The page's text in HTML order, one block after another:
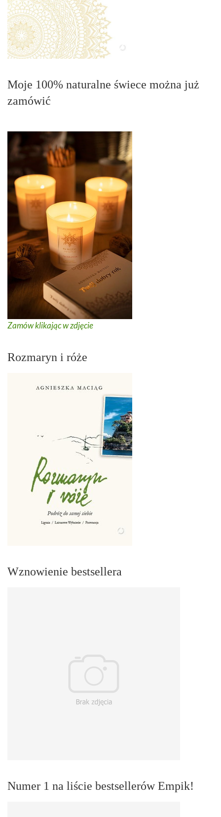
Moje 100% naturalne świece można już
zamówić
Zamów klikając w zdjęcie
Rozmaryn i róże
Wznowienie bestsellera
Numer 1 na liście bestsellerów Empik!